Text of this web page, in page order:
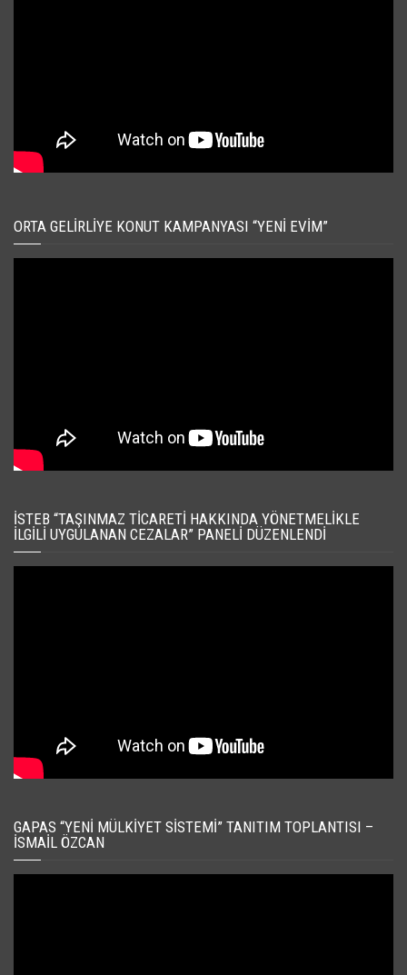
ORTA GELIRLIYE KONUT KAMPANYASI “YENI EVIM”
İSTEB “TAŞINMAZ TICARETI HAKKINDA YÖNETMELIKLE
İLGILI UYGULANAN CEZALAR” PANELI DÜZENLENDI
GAPAS “YENI MÜLKIYET SISTEMI” TANITIM TOPLANTISI –
İSMAIL ÖZCAN